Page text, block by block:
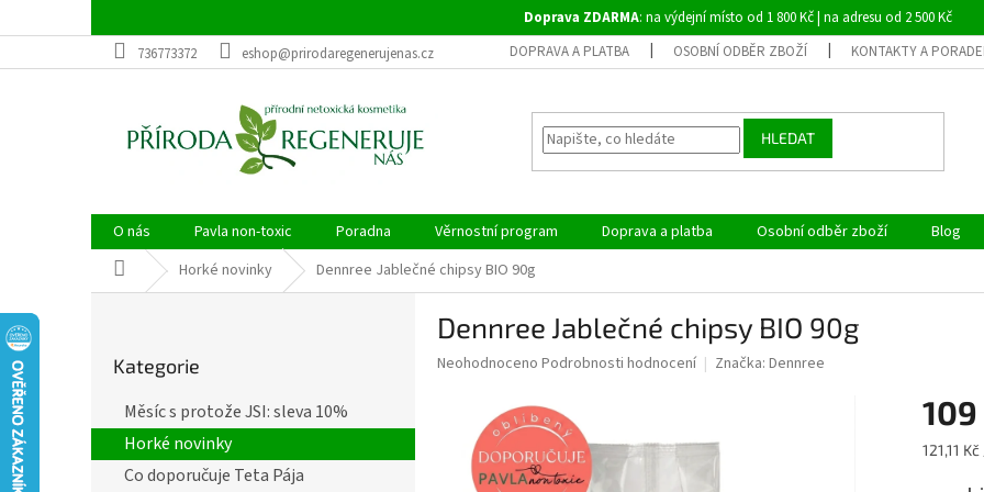
na
Doprava ZDARMA: na výdejní místo od 1 800 Kč | na adresu od 2 500 Kč
736773372
eshop@prirodaregenerujenas.cz DOPRAVA A PLATBA OSOBNÍ ODBĚR ZBOŽÍ KONTAKTY A
HLEDAT
O nás Pavla non-toxic Poradna Věrnostní program Doprava a platba Osobní odběr zboží Blog
Domů Horké novinky Dennree Jablečné chipsy BIO 90g
a
kategorie
Kategorie
Měsíc s protože JSI: sleva 10%
Horké novinky
Co doporučuje Teta Pája
Dennree Jablečné chipsy BIO 90g
Průměrné
Neohodnoceno Podrobnosti hodnocení Značka: Dennree
109
Měrná
121,11